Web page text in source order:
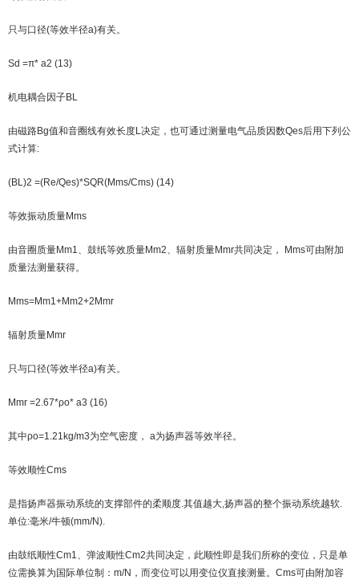
只与口径(等效半径a)有关。
Sd =π* a2 (13)
机电耦合因子BL
由磁路Bg值和音圈线有效长度L决定，也可通过测量电气品质因数Qes后用下列公
式计算:
(BL)2 =(Re/Qes)*SQR(Mms/Cms) (14)
等效振动质量Mms
由音圈质量Mm1、鼓纸等效质量Mm2、辐射质量Mmr共同决定， Mms可由附加
质量法测量获得。
Mms=Mm1+Mm2+2Mmr
辐射质量Mmr
只与口径(等效半径a)有关。
Mmr =2.67*ρo* a3 (16)
其中ρo=1.21kg/m3为空气密度， a为扬声器等效半径。
等效顺性Cms
是指扬声器振动系统的支撑部件的柔顺度.其值越大,扬声器的整个振动系统越软.
单位:毫米/牛顿(mm/N).
由鼓纸顺性Cm1、弹波顺性Cm2共同决定，此顺性即是我们所称的变位，只是单
位需换算为国际单位制：m/N，而变位可以用变位仪直接测量。Cms可由附加容